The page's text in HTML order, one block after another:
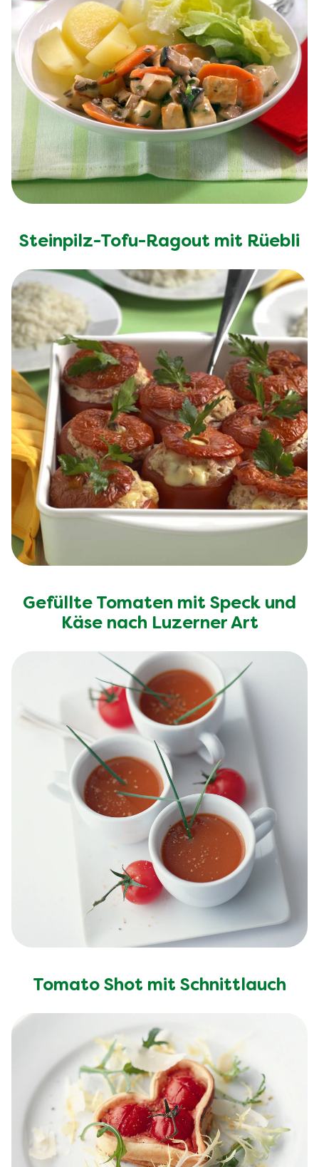
Steinpilz-Tofu-Ragout mit Rüebli
Gefüllte Tomaten mit Speck und
Käse nach Luzerner Art
Tomato Shot mit Schnittlauch